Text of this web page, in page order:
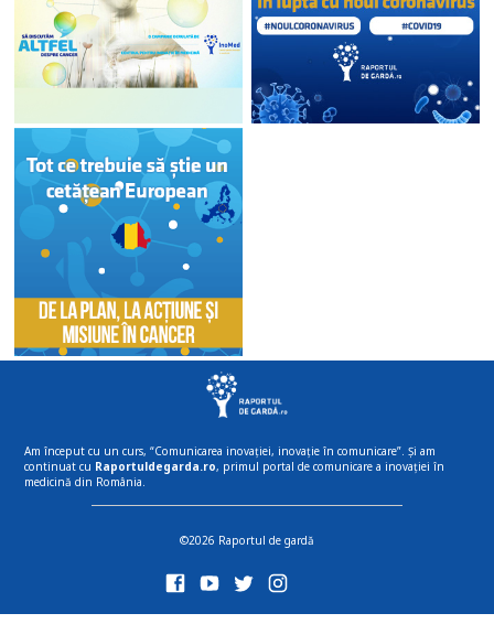
Am început cu un curs, “Comunicarea inovației, inovație în comunicare”. Și am
continuat cu Raportuldegarda.ro, primul portal de comunicare a inovației în
medicină din România.
©2026 Raportul de gardă